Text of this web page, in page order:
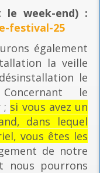
le week-end) :
festival-25
également
la veille
le
le
; si vous avez un
dans lequel
vous êtes les
de notre
nous pourrons